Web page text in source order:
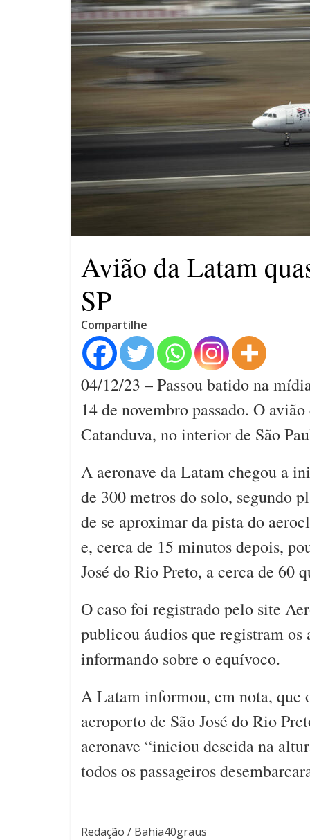
máxima para magistrados
Ministro do STF André
Mendonça precisa explicar
dúvidas no ar
Avião da Latam
SP
Compartilhe
04/12/23 – Passou batido na
14 de novembro passado. O
Catanduva, no interior de São
A aeronave da Latam chegou a
de 300 metros do solo, segundo
de se aproximar da pista do
e, cerca de 15 minutos depois,
José do Rio Preto, a cerca de 60
O caso foi registrado pelo site
publicou áudios que registram
informando sobre o equívoco.
A Latam informou, em nota, que
aeroporto de São José do Rio
aeronave “iniciou descida na
todos os passageiros
Redação / Bahia40graus